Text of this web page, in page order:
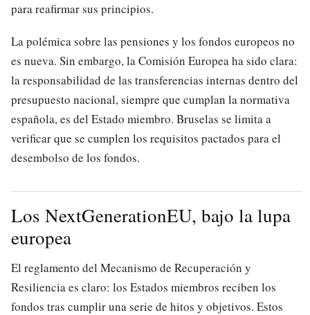
para reafirmar sus principios.
La polémica sobre las pensiones y los fondos europeos no
es nueva. Sin embargo, la Comisión Europea ha sido clara:
la responsabilidad de las transferencias internas dentro del
presupuesto nacional, siempre que cumplan la normativa
española, es del Estado miembro. Bruselas se limita a
verificar que se cumplen los requisitos pactados para el
desembolso de los fondos.
Los NextGenerationEU, bajo la lupa
europea
El reglamento del Mecanismo de Recuperación y
Resiliencia es claro: los Estados miembros reciben los
fondos tras cumplir una serie de hitos y objetivos. Estos